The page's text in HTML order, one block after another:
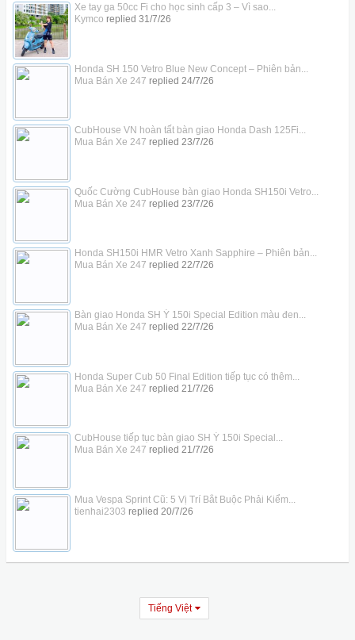
Xe tay ga 50cc Fi cho học sinh cấp 3 – Vì sao...
Kymco replied 31/7/26
Honda SH 150 Vetro Blue New Concept – Phiên bản...
Mua Bán Xe 247 replied 24/7/26
CubHouse VN hoàn tất bàn giao Honda Dash 125Fi...
Mua Bán Xe 247 replied 23/7/26
Quốc Cường CubHouse bàn giao Honda SH150i Vetro...
Mua Bán Xe 247 replied 23/7/26
Honda SH150i HMR Vetro Xanh Sapphire – Phiên bản...
Mua Bán Xe 247 replied 22/7/26
Bàn giao Honda SH Ý 150i Special Edition màu đen...
Mua Bán Xe 247 replied 22/7/26
Honda Super Cub 50 Final Edition tiếp tục có thêm...
Mua Bán Xe 247 replied 21/7/26
CubHouse tiếp tục bàn giao SH Ý 150i Special...
Mua Bán Xe 247 replied 21/7/26
Mua Vespa Sprint Cũ: 5 Vị Trí Bắt Buộc Phải Kiểm...
tienhai2303 replied 20/7/26
Tiếng Việt